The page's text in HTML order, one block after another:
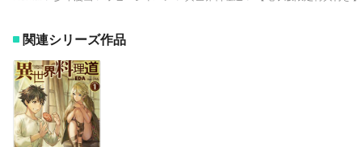
関連シリーズ作品